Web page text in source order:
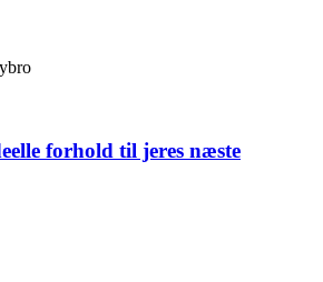
forhold til jeres næste